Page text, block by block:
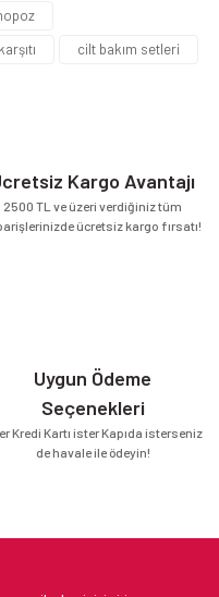
cilt bakım setleri
Kargo Avantajı
2500 TL ve üzeri verdiğiniz tüm
ücretsiz kargo fırsatı!
Uygun Ödeme
Seçenekleri
Kredi Kartı ister Kapıda isterseniz
de havale ile ödeyin!